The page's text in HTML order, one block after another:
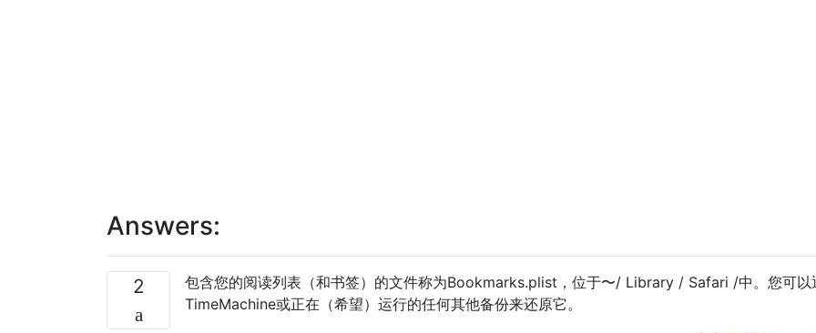
Answers:
2
包含您的阅读列表（和书签）的文件称为Bookmarks.plist，位于〜/ Library / Safari /中。您可以
TimeMachine或正在（希望）运行的任何其他备份来还原它。